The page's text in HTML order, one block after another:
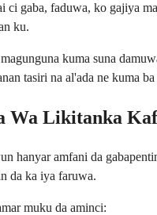
ci gaba, faduwa, ko gajiya
ku.
kuma suna
tasiri na al'ada ne kuma
Wa Likitanka
hanyar amfani da
da ka iya faruwa.
muku da aminci: